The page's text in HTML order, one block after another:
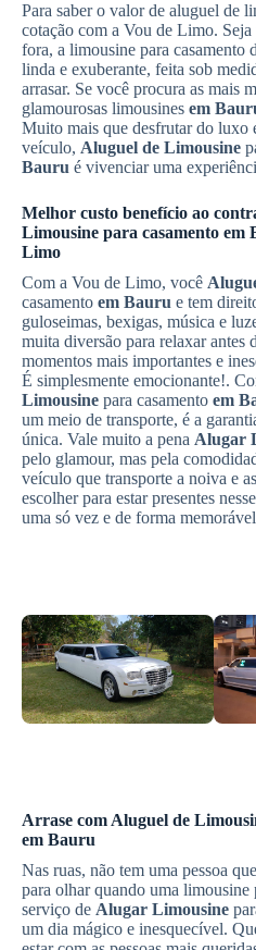
Para saber o valor de aluguel de
cotação com a Vou de Limo.
fora, a limousine para casamento
linda e exuberante, feita sob
arrasar. Se você procura as mais
glamourosas limousines em
Muito mais que desfrutar do luxo
veículo, Aluguel de Limousine
Bauru é vivenciar uma
Melhor custo benefício ao
Limousine para casamento em
Limo
Com a Vou de Limo, você
casamento em Bauru e tem
guloseimas, bexigas, música e
muita diversão para relaxar antes
momentos mais importantes e
É simplesmente emocionante!.
Limousine para casamento em
um meio de transporte, é a
única. Vale muito a pena Alugar
pelo glamour, mas pela
veículo que transporte a noiva e
escolher para estar presentes
uma só vez e de forma
Arrase com Aluguel de
em Bauru
Nas ruas, não tem uma pessoa
para olhar quando uma limousine
serviço de Alugar Limousine
um dia mágico e inesquecível.